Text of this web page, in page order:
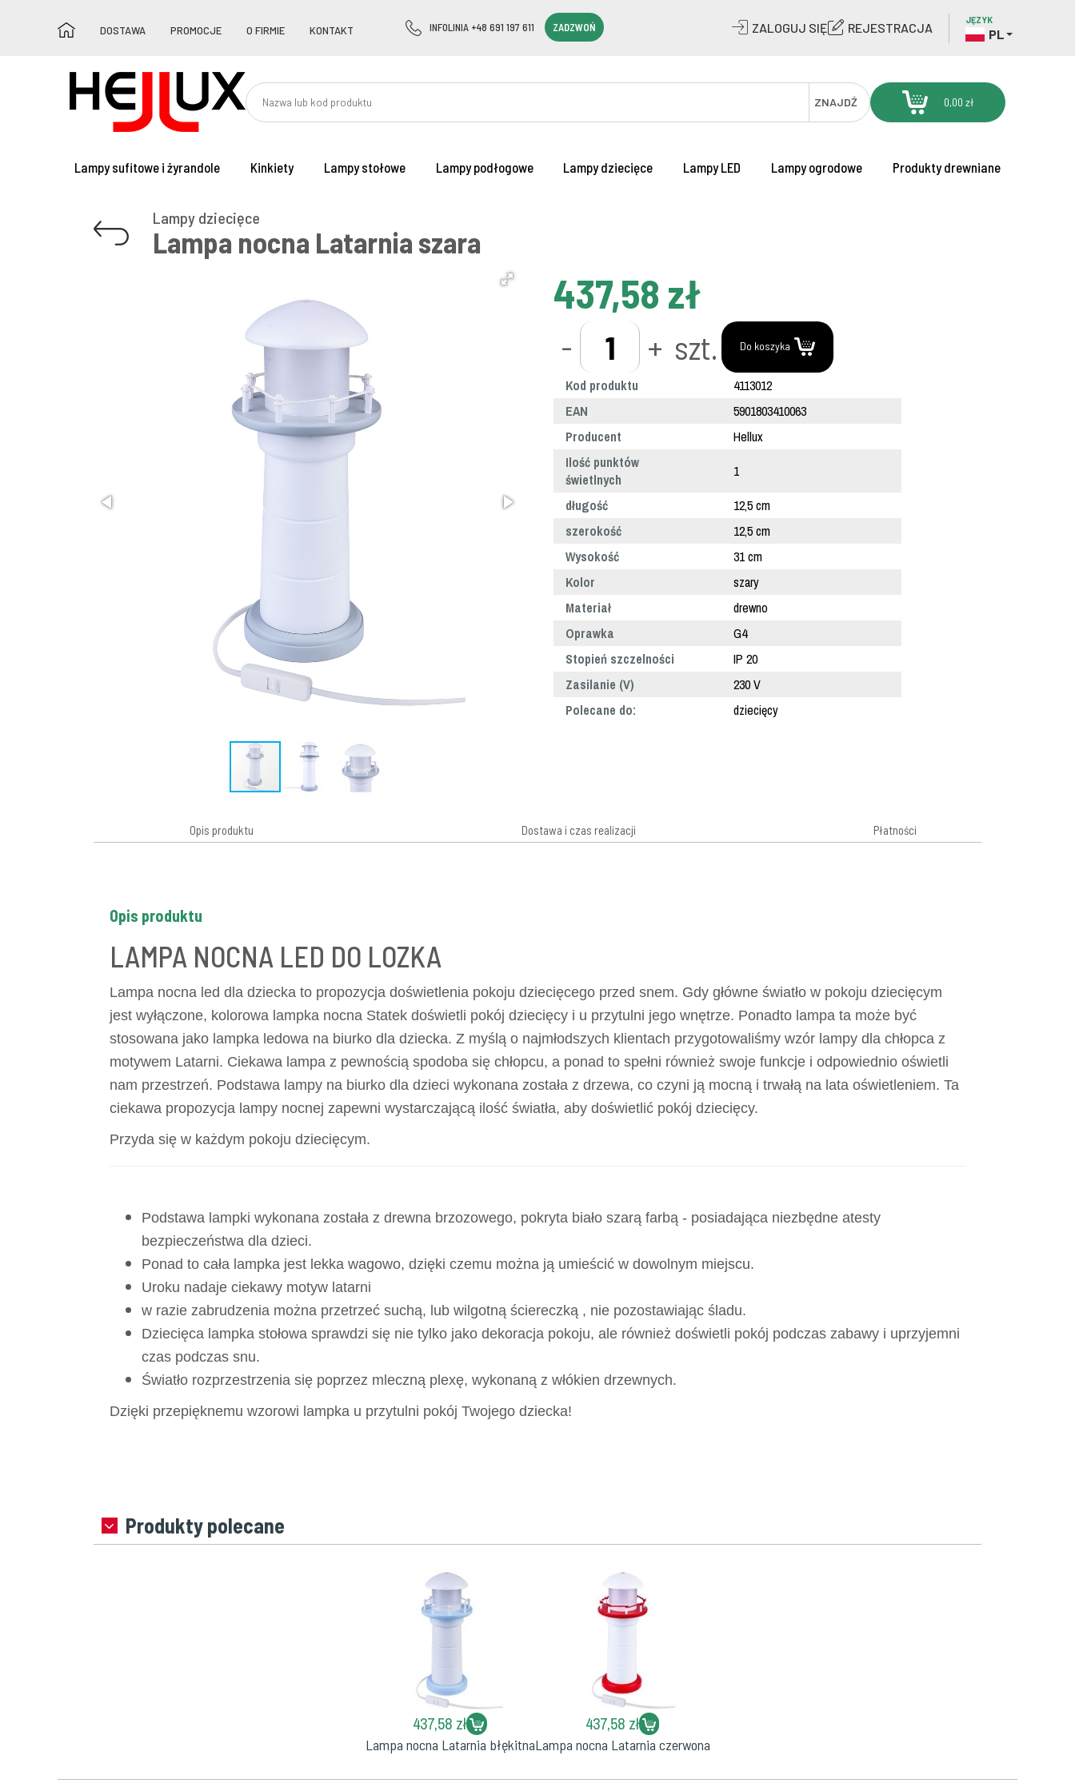
DOSTAWA PROMOCJE O FIRMIE KONTAKT INFOLINIA +48 691 197 611 ZADZWOŃ ZALOGUJ SIĘ REJESTRACJA
JĘZYK
PL
ZNAJDŹ 0,00 zł
Lampy sufitowe i żyrandole Kinkiety Lampy stołowe Lampy podłogowe Lampy dziecięce Lampy LED Lampy ogrodowe Produkty drewniane
Lampy dziecięce
Lampa nocna Latarnia szara
437,58 zł
- + szt. Do koszyka
Kod produktu
4113012
EAN
5901803410063
Producent
Hellux
Ilość punktów
świetlnych
1
długość
12,5 cm
szerokość
12,5 cm
Wysokość
31 cm
Kolor
szary
Materiał
drewno
Oprawka
G4
Stopień szczelności
IP 20
Zasilanie (V)
230 V
Polecane do:
dziecięcy
Opis produktu Dostawa i czas realizacji Płatności
Opis produktu
LAMPA NOCNA LED DO LOZKA
Lampa nocna led dla dziecka to propozycja doświetlenia pokoju dziecięcego przed snem. Gdy główne światło w pokoju dziecięcym
jest wyłączone, kolorowa lampka nocna Statek doświetli pokój dziecięcy i u przytulni jego wnętrze. Ponadto lampa ta może być
stosowana jako lampka ledowa na biurko dla dziecka. Z myślą o najmłodszych klientach przygotowaliśmy wzór lampy dla chłopca z
motywem Latarni. Ciekawa lampa z pewnością spodoba się chłopcu, a ponad to spełni również swoje funkcje i odpowiednio oświetli
nam przestrzeń. Podstawa lampy na biurko dla dzieci wykonana została z drzewa, co czyni ją mocną i trwałą na lata oświetleniem. Ta
ciekawa propozycja lampy nocnej zapewni wystarczającą ilość światła, aby doświetlić pokój dziecięcy.
Przyda się w każdym pokoju dziecięcym.
Podstawa lampki wykonana została z drewna brzozowego, pokryta biało szarą farbą - posiadająca niezbędne atesty
bezpieczeństwa dla dzieci.
Ponad to cała lampka jest lekka wagowo, dzięki czemu można ją umieścić w dowolnym miejscu.
Uroku nadaje ciekawy motyw latarni
w razie zabrudzenia można przetrzeć suchą, lub wilgotną ściereczką , nie pozostawiając śladu.
Dziecięca lampka stołowa sprawdzi się nie tylko jako dekoracja pokoju, ale również doświetli pokój podczas zabawy i uprzyjemni
czas podczas snu.
Światło rozprzestrzenia się poprzez mleczną plexę, wykonaną z włókien drzewnych.
Dzięki przepięknemu wzorowi lampka u przytulni pokój Twojego dziecka!
Produkty polecane
437,58 zł
Lampa nocna Latarnia błękitna
437,58 zł
Lampa nocna Latarnia czerwona